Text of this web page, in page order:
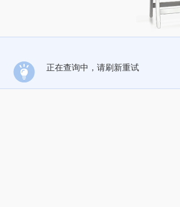
正在查询中，请刷新重试